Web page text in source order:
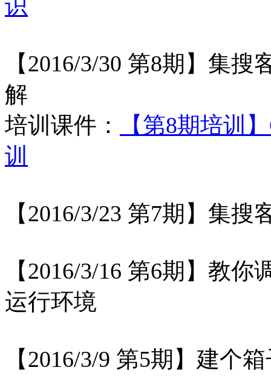
识
【2016/3/30 第8期】 集搜
解
培训课件：
【第8期培训
训
【2016/3/23 第7期】 集搜
【2016/3/16 第6期】 教你
运行环境
【2016/3/9 第5期】 建个